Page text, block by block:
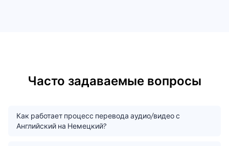
Часто задаваемые вопросы
Как работает процесс перевода аудио/видео с
Английский на Немецкий?